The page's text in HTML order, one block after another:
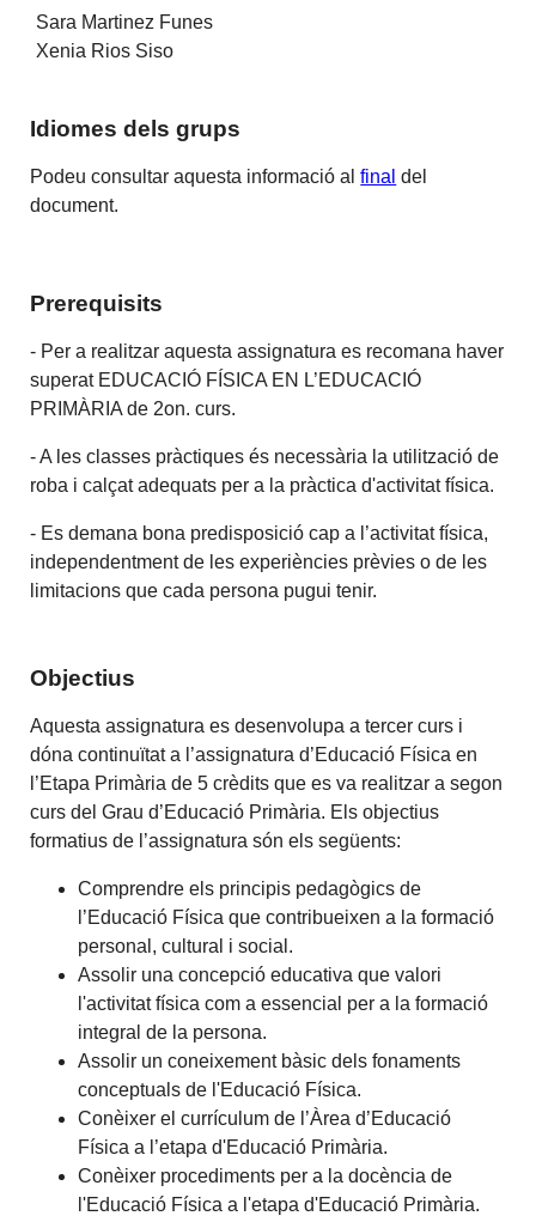
Sara Martinez Funes
Xenia Rios Siso
Idiomes dels grups
Podeu consultar aquesta informació alfinal del
document.
Prerequisits
- Per a realitzar aquesta assignatura es recomana haver
superat EDUCACIÓ FÍSICA EN L’EDUCACIÓ
PRIMÀRIA de 2on. curs.
- A les classes pràctiques és necessària la utilització de
roba i calçat adequats per a la pràctica d'activitat física.
- Es demana bona predisposició cap a l’activitat física,
independentment de les experiències prèvies o de les
limitacions que cada persona pugui tenir.
Objectius
Aquesta assignatura es desenvolupa a tercer curs i
dóna continuïtat a l’assignatura d’Educació Física en
l’Etapa Primària de 5 crèdits que es va realitzar a segon
curs del Grau d’Educació Primària. Els objectius
formatius de l’assignatura són els següents:
Comprendre els principis pedagògics de
l’Educació Física que contribueixen a la formació
personal, cultural i social.
Assolir una concepció educativa que valori
l'activitat física com a essencial per a la formació
integral de la persona.
Assolir un coneixement bàsic dels fonaments
conceptuals de l'Educació Física.
Conèixer el currículum de l’Àrea d’Educació
Física a l’etapa d'Educació Primària.
Conèixer procediments per a la docència de
l'Educació Física a l'etapa d'Educació Primària.